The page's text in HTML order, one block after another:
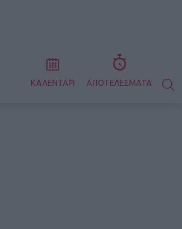
ΚΑΛΕΝΤΑΡΙ ΑΠΟΤΕΛΕΣΜΑΤΑ